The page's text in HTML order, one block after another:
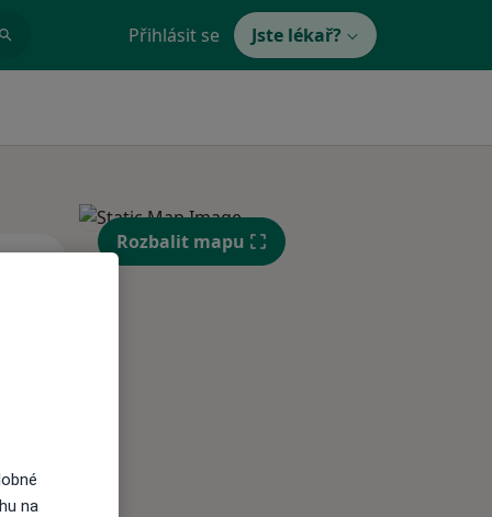
Přihlásit se Jste lékař?
St Čt
Rozbalit mapu
na